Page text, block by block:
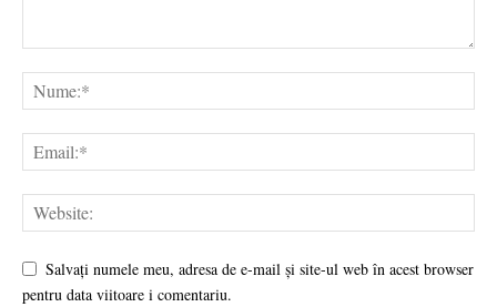
Salvați numele meu, adresa de e-mail și site-ul web în acest browser
pentru data viitoare i comentariu.